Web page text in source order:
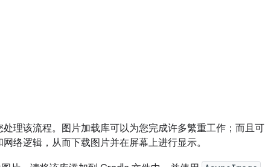
理该流程。图片加载库可以为您完成许多繁重工作；而且可
络逻辑，从而下载图片并在屏幕上进行显示。